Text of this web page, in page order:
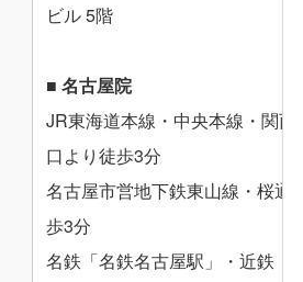
ビル 5階
■ 名古屋院
JR東海道本線・中央本線・関
口より徒歩3分
名古屋市営地下鉄東山線・桜通
歩3分
名鉄「名鉄名古屋駅」・近鉄「